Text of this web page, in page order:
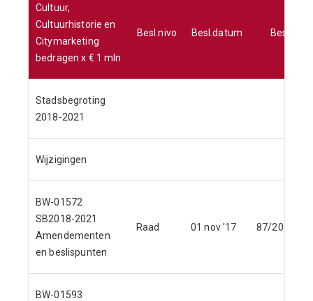
Cultuur,
Cultuurhistorie en
Citymarketing
bedragen x € 1 mln
Besl.nivo Besl.datum Besl.nr
Stadsbegroting
2018-2021
Wijzigingen
BW-01572
SB2018-2021
Amendementen
en beslispunten
Raad 01 nov '17 87/2017
BW-01593